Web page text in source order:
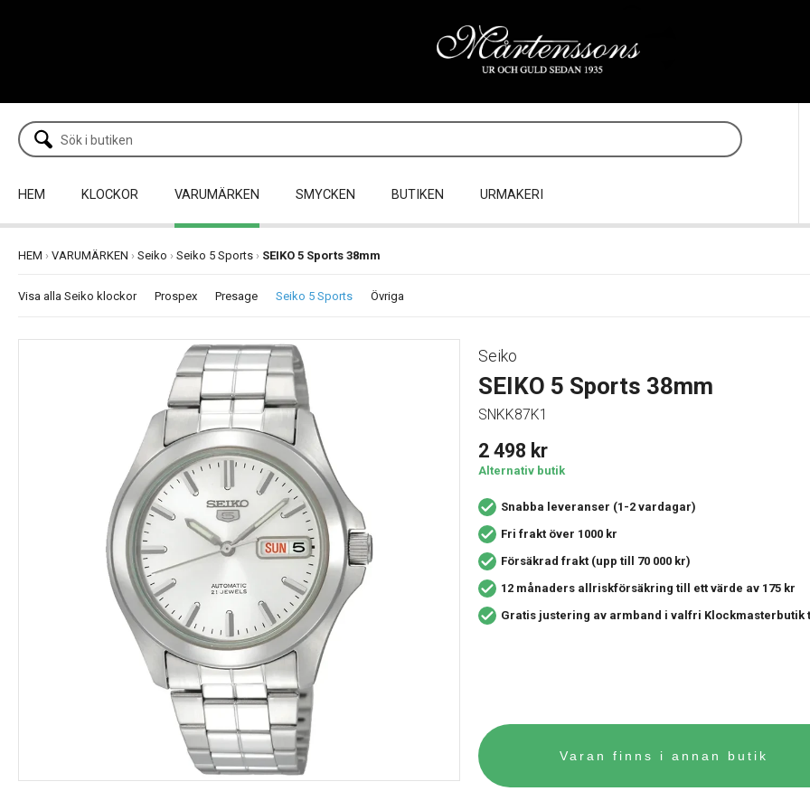
HEM KLOCKOR VARUMÄRKEN SMYCKEN BUTIKEN URMAKERI
HEM › VARUMÄRKEN › Seiko › Seiko 5 Sports › SEIKO 5 Sports 38mm
Visa alla Seiko klockor Prospex Presage Seiko 5 Sports Övriga
Seiko
SEIKO 5 Sports 38mm
SNKK87K1
2 498 kr
Alternativ butik
Snabba leveranser (1-2 vardagar)
Fri frakt över 1000 kr
Försäkrad frakt (upp till 70 000 kr)
12 månaders allriskförsäkring till ett värde av 175 kr
Gratis justering av armband i valfri Klockmasterbutik